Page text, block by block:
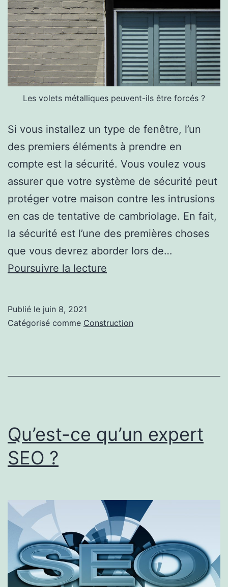
Les volets métalliques peuvent-ils être forcés ?
Si vous installez un type de fenêtre, l’un
des premiers éléments à prendre en
compte est la sécurité. Vous voulez vous
assurer que votre système de sécurité peut
protéger votre maison contre les intrusions
en cas de tentative de cambriolage. En fait,
la sécurité est l’une des premières choses
que vous devrez aborder lors de…
Poursuivre la lecture
sécurité
métalliques
?
Publié le juin 8, 2021
Catégorisé comme Construction
Qu’est-ce qu’un expert
SEO ?